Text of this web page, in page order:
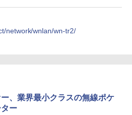
network/wnlan/wn-tr2/
、業界最小クラスの無線ポケ
ー